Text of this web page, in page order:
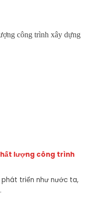
lượng công trình
triển như nước ta,